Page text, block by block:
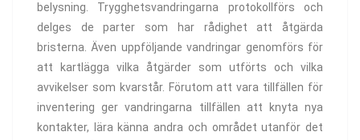
belysning. Trygghetsvandringarna protokollförs och
delges de parter som har rådighet att åtgärda
bristerna. Även uppföljande vandringar genomförs för
att kartlägga vilka åtgärder som utförts och vilka
avvikelser som kvarstår. Förutom att vara tillfällen för
inventering ger vandringarna tillfällen att knyta nya
kontakter, lära känna andra och området utanför det